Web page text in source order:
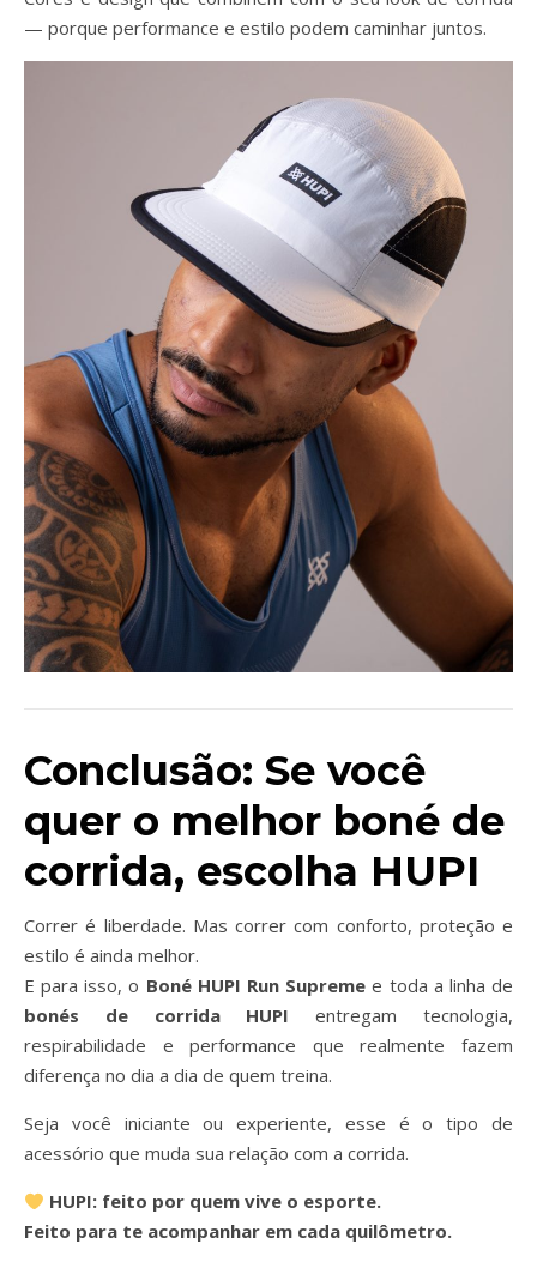
— porque performance e estilo podem caminhar juntos.
Conclusão: Se você
quer o melhor boné de
corrida, escolha HUPI
Correr é liberdade. Mas correr com conforto, proteção e
estilo é ainda melhor.
E para isso, o Boné HUPI Run Supreme e toda a linha de
bonés de corrida HUPI entregam tecnologia,
respirabilidade e performance que realmente fazem
diferença no dia a dia de quem treina.
Seja você iniciante ou experiente, esse é o tipo de
acessório que muda sua relação com a corrida.
HUPI: feito por quem vive o esporte.
Feito para te acompanhar em cada quilômetro.